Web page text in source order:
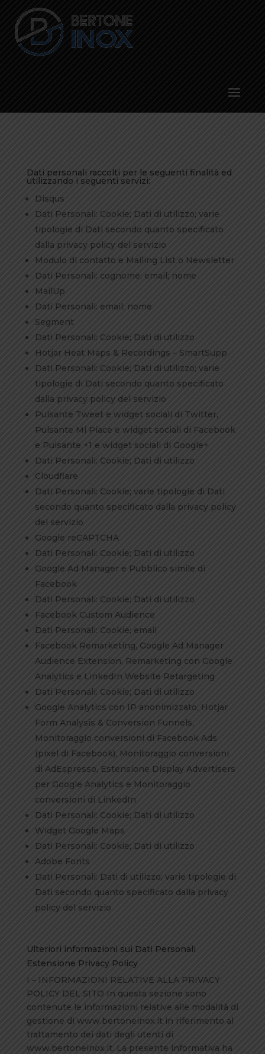
Dati personali raccolti per le seguenti finalità ed
utilizzando i seguenti servizi:
Disqus
Dati Personali: Cookie; Dati di utilizzo; varie
tipologie di Dati secondo quanto specificato
dalla privacy policy del servizio
Modulo di contatto e Mailing List o Newsletter
Dati Personali: cognome; email; nome
MailUp
Dati Personali: email; nome
Segment
Dati Personali: Cookie; Dati di utilizzo
Hotjar Heat Maps & Recordings – SmartSupp
Dati Personali: Cookie; Dati di utilizzo; varie
tipologie di Dati secondo quanto specificato
dalla privacy policy del servizio
Pulsante Tweet e widget sociali di Twitter,
Pulsante Mi Piace e widget sociali di Facebook
e Pulsante +1 e widget sociali di Google+
Dati Personali: Cookie; Dati di utilizzo
Cloudflare
Dati Personali: Cookie; varie tipologie di Dati
secondo quanto specificato dalla privacy policy
del servizio
Google reCAPTCHA
Dati Personali: Cookie; Dati di utilizzo
Google Ad Manager e Pubblico simile di
Facebook
Dati Personali: Cookie; Dati di utilizzo
Facebook Custom Audience
Dati Personali: Cookie; email
Facebook Remarketing, Google Ad Manager
Audience Extension, Remarketing con Google
Analytics e LinkedIn Website Retargeting
Dati Personali: Cookie; Dati di utilizzo
Google Analytics con IP anonimizzato, Hotjar
Form Analysis & Conversion Funnels,
Monitoraggio conversioni di Facebook Ads
(pixel di Facebook), Monitoraggio conversioni
di AdEspresso, Estensione Display Advertisers
per Google Analytics e Monitoraggio
conversioni di LinkedIn
Dati Personali: Cookie; Dati di utilizzo
Widget Google Maps
Dati Personali: Cookie; Dati di utilizzo
Adobe Fonts
Dati Personali: Dati di utilizzo; varie tipologie di
Dati secondo quanto specificato dalla privacy
policy del servizio
Ulteriori informazioni sui Dati Personali
Estensione Privacy Policy
I – INFORMAZIONI RELATIVE ALLA PRIVACY
POLICY DEL SITO In questa sezione sono
contenute le informazioni relative alle modalità di
gestione di www.bertoneinox.it in riferimento al
trattamento dei dati degli utenti di
www.bertoneinox.it. La presente informativa ha